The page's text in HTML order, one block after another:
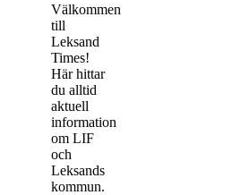
Välkommen
till
Leksand
Times!
Här hittar
du alltid
aktuell
information
om LIF
och
Leksands
kommun.